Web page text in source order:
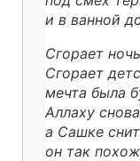
и в ванной
Сгорает
Сгорает
мечта была
Аллаху
а Сашке
он так